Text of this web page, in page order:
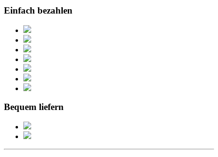
Einfach bezahlen
Bequem liefern